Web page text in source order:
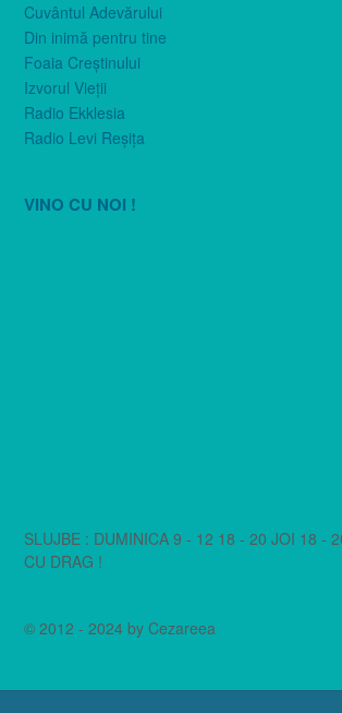
Cuvântul Adevărului
Din inimă pentru tine
Foaia Creştinului
Izvorul Vieţii
Radio Ekklesia
Radio Levi Reşiţa
VINO CU NOI !
SLUJBE : DUMINICA 9 - 12 18 - 20 JOI 18 -
CU DRAG !
© 2012 - 2024 by Cezareea